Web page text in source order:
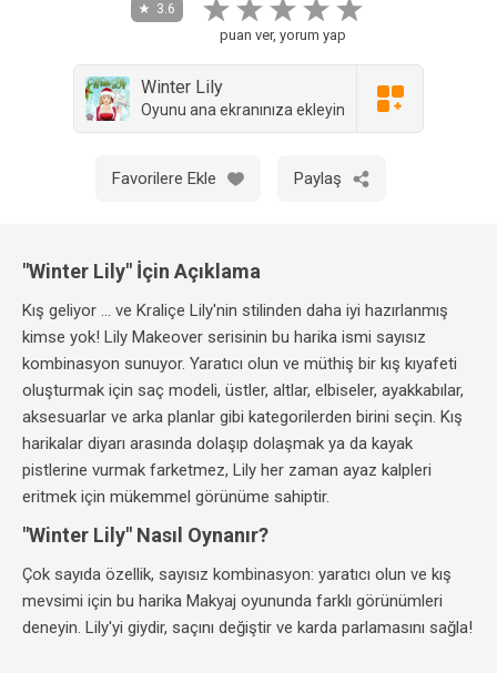
3.6
puan ver, yorum yap
Winter Lily
Oyunu ana ekranınıza ekleyin
Favorilere Ekle Paylaş
"Winter Lily" İçin Açıklama
Kış geliyor ... ve Kraliçe Lily'nin stilinden daha iyi hazırlanmış
kimse yok! Lily Makeover serisinin bu harika ismi sayısız
kombinasyon sunuyor. Yaratıcı olun ve müthiş bir kış kıyafeti
oluşturmak için saç modeli, üstler, altlar, elbiseler, ayakkabılar,
aksesuarlar ve arka planlar gibi kategorilerden birini seçin. Kış
harikalar diyarı arasında dolaşıp dolaşmak ya da kayak
pistlerine vurmak farketmez, Lily her zaman ayaz kalpleri
eritmek için mükemmel görünüme sahiptir.
"Winter Lily" Nasıl Oynanır?
Çok sayıda özellik, sayısız kombinasyon: yaratıcı olun ve kış
mevsimi için bu harika Makyaj oyununda farklı görünümleri
deneyin. Lily'yi giydir, saçını değiştir ve karda parlamasını sağla!